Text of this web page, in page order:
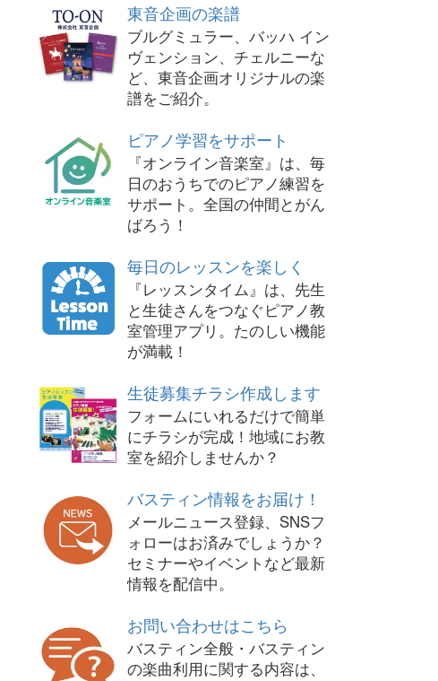
東音企画の楽譜
ブルグミュラー、バッハ イン
ヴェンション、チェルニーな
ど、東音企画オリジナルの楽
譜をご紹介。
ピアノ学習をサポート
『オンライン音楽室』は、毎
日のおうちでのピアノ練習を
サポート。全国の仲間とがん
ばろう！
毎日のレッスンを楽しく
『レッスンタイム』は、先生
と生徒さんをつなぐピアノ教
室管理アプリ。たのしい機能
が満載！
生徒募集チラシ作成します
フォームにいれるだけで簡単
にチラシが完成！地域にお教
室を紹介しませんか？
バスティン情報をお届け！
メールニュース登録、SNSフ
ォローはお済みでしょうか？
セミナーやイベントなど最新
情報を配信中。
お問い合わせはこちら
バスティン全般・バスティン
の楽曲利用に関する内容は、